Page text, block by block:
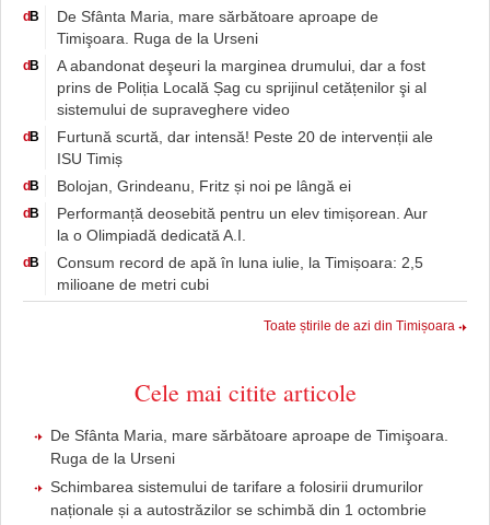
d B
De Sfânta Maria, mare sărbătoare aproape de
Timişoara. Ruga de la Urseni
d B
A abandonat deşeuri la marginea drumului, dar a fost
prins de Poliția Locală Șag cu sprijinul cetățenilor şi al
sistemului de supraveghere video
d B
Furtună scurtă, dar intensă! Peste 20 de intervenții ale
ISU Timiș
d B Bolojan, Grindeanu, Fritz și noi pe lângă ei
d B
Performanță deosebită pentru un elev timișorean. Aur
la o Olimpiadă dedicată A.I.
d B
Consum record de apă în luna iulie, la Timișoara: 2,5
milioane de metri cubi
Toate știrile de azi din Timișoara
Cele mai citite articole
De Sfânta Maria, mare sărbătoare aproape de Timişoara.
Ruga de la Urseni
Schimbarea sistemului de tarifare a folosirii drumurilor
naționale și a autostrăzilor se schimbă din 1 octombrie